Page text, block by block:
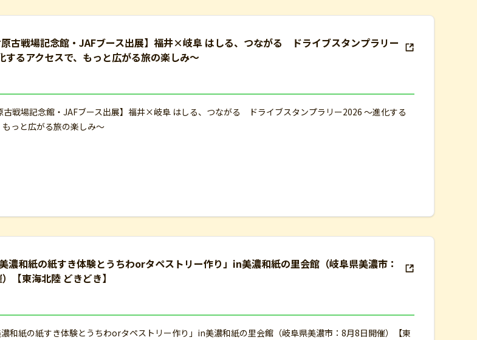
原古戦場記念館・JAFブース出展】福井×岐阜 はしる、つながる ドライブスタンプラリー
するアクセスで、もっと広がる旅の楽しみ～
古戦場記念館・JAFブース出展】福井×岐阜 はしる、つながる ドライブスタンプラリー2026 ～進化する
もっと広がる旅の楽しみ～
濃和紙の紙すき体験とうちわorタペストリー作り」in美濃和紙の里会館（岐阜県美濃市：
【東海北陸 どきどき】
和紙の紙すき体験とうちわorタペストリー作り」in美濃和紙の里会館（岐阜県美濃市：8月8日開催）【東